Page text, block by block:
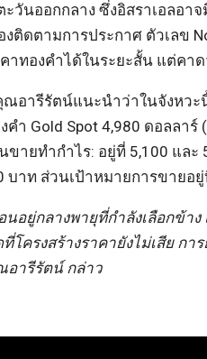
วันออกกลาง ซึ่งอิสราเอลอา
ดตามการประกาศ ตัวเลข
าทองคำได้ในระยะสั้น แต่คา
อารีรัตน์แนะนำว่าในจังหวะ
ำ Gold Spot 4,980 ดอลลา
ายทำกำไร: อยู่ที่ 5,100 แล
บาท ส่วนเป้าหมายการขายอ
นอยู่กลางพายุที่กำลังเลือกข้า
โครงสร้างราคายังไม่เสีย ก
อารีรัตน์ กล่าว